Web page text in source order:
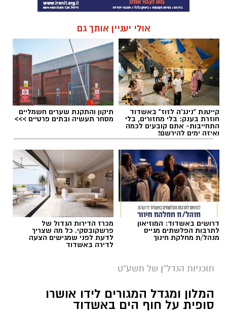
אולי יעניין אותך גם
קייטנת "נינג'ה לזוז" באשדוד
חוזרת בענק: בלי מחזורים, בלי
התחייבות- אתם קובעים לכמה
ואיזה ימים להירשם!
תיקון והתקנת שערים חשמליים
מסחר תעשיה ובתים פרטיים >>>
דרושים באשדוד: המוזיאון
לתרבות הפלשתים מגייס
מנהל/ת מחלקת חינוך
מכרז הדירות הגדול של
פרשקובסקי. כל מה שצריך
לדעת לפני שמגישים הצעה
לדירה באשדוד
תוכניות הנדל"ן של תשע"ט
המלון ומגדל המגורים לידו אושרו
סופית על חוף הים באשדוד